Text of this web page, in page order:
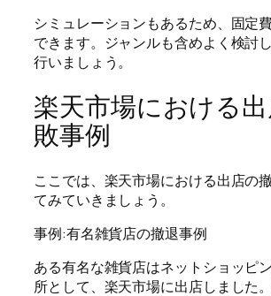
シミュレーションもあるため、固定
できます。ジャンルも含めよく検討
行いましょう。
楽天市場における
敗事例
ここでは、楽天市場における出店の
てみていきましょう。
事例:有名雑貨店の撤退事例
ある有名な雑貨店はネットショッピ
所として、楽天市場に出店しました